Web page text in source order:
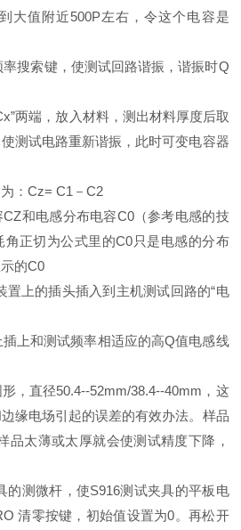
值附近500P左右，令这个电容是
索键，使测试回路谐振，谐振时Q
两端，放入材料，测出材料厚度后取
测试电路重新谐振，此时可变电容器
：Cz= C1－C2
和电感分布电容C0（参考电感的技
正切为公式里的C0只是电感的分布
的C0
上的插头插入到主机测试回路的“电
和测试频率相适应的高Q值电感线
直径50.4--52mm/38.4--40mm，这
缘电场引起的误差的有效办法。样品
品太薄或太厚就会使测试精度下降，
测微杆，使S916测试夹具的平板电
清零按键，初始值设置为0。再松开